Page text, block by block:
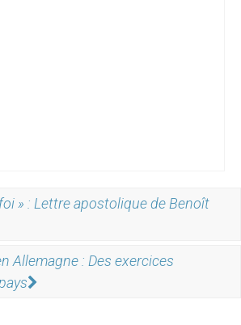
» : Lettre apostolique de Benoît
Allemagne : Des exercices